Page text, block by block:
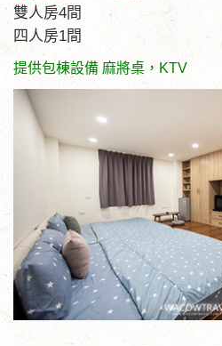
雙人房4間
四人房1間
提供包棟設備 麻將桌，KTV